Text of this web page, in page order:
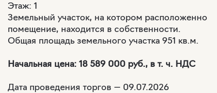
Этаж: 1
Земельный участок, на котором расположенно
помещение, находится в собственности.
Общая площадь земельного участка 951 кв.м.
Начальная цена: 18 589 000 руб., в т. ч. НДС
Дата проведения торгов — 09.07.2026